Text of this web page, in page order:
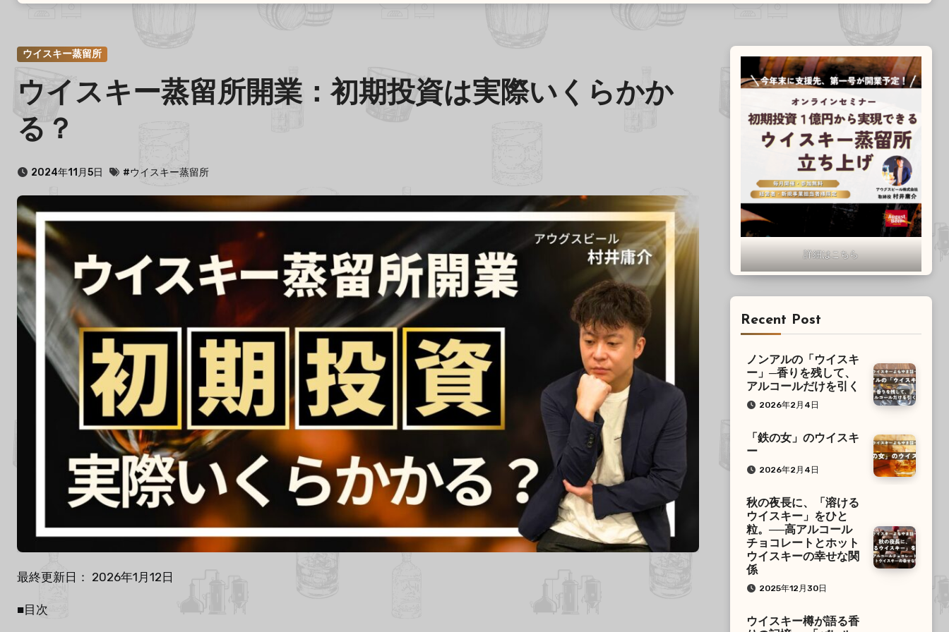
ウイスキー蒸留所
ウイスキー蒸留所開業：初期投資は実際いくらかか
る？
2024年11月5日 #ウイスキー蒸留所
最終更新日： 2026年1月12日
■目次
詳細はこちら
Recent Post
ノンアルの「ウイスキ
ー」─香りを残して、
アルコールだけを引く
2026年2月4日
「鉄の女」のウイスキ
ー
2026年2月4日
秋の夜長に、「溶ける
ウイスキー」をひと
粒。──高アルコール
チョコレートとホット
ウイスキーの幸せな関
係
2025年12月30日
ウイスキー樽が語る香